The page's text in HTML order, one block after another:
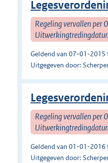
Regeling vervallen
Geldend van 07-01-
Uitgegeven door:
Regeling vervallen
Geldend van 01-01-
Uitgegeven door: